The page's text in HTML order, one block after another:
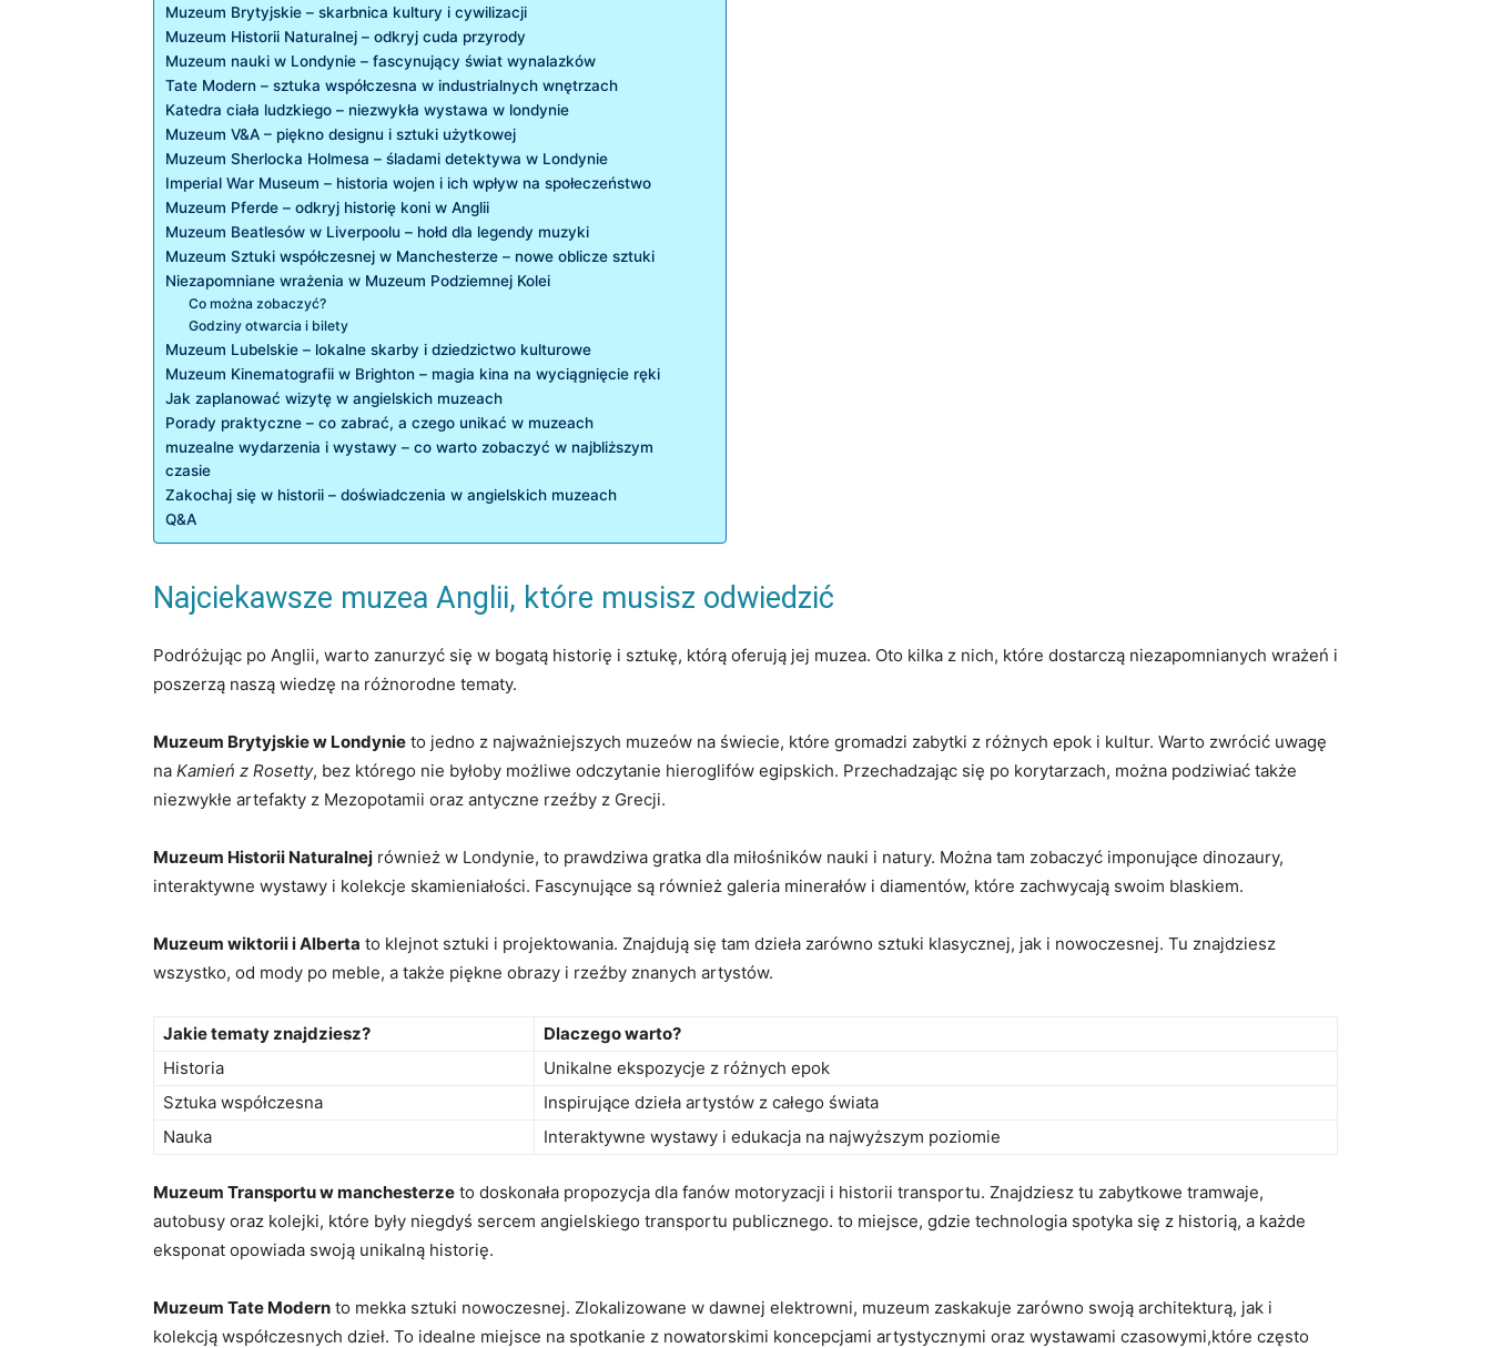
Muzeum Brytyjskie – skarbnica kultury ⁢i cywilizacji
Muzeum Historii Naturalnej‍ – odkryj cuda przyrody
Muzeum nauki w Londynie – fascynujący świat wynalazków
Tate Modern – sztuka współczesna w industrialnych wnętrzach
Katedra ciała ludzkiego – niezwykła wystawa w londynie
Muzeum V&A – piękno ‌designu i sztuki użytkowej
Muzeum Sherlocka Holmesa⁤ – śladami detektywa w​ Londynie
Imperial War Museum – historia wojen i ich wpływ na społeczeństwo
Muzeum Pferde – odkryj historię koni w Anglii
Muzeum Beatlesów w Liverpoolu – hołd dla legendy ‍muzyki
Muzeum Sztuki współczesnej w Manchesterze – nowe oblicze sztuki
Niezapomniane wrażenia w Muzeum Podziemnej Kolei
Co można zobaczyć?
Godziny otwarcia ‌i bilety
Muzeum Lubelskie – lokalne skarby i dziedzictwo kulturowe
Muzeum Kinematografii w Brighton – magia⁢ kina na wyciągnięcie ⁣ręki
Jak zaplanować‌ wizytę‍ w angielskich muzeach
Porady praktyczne – co zabrać, a czego unikać w muzeach
muzealne wydarzenia i wystawy‌ – co warto zobaczyć w najbliższym
czasie
Zakochaj się w historii – doświadczenia w‌ angielskich muzeach
Q&A
Najciekawsze muzea​ Anglii, ‍które ⁤musisz odwiedzić
Podróżując po Anglii, warto zanurzyć się w bogatą historię i sztukę, którą oferują jej‍ muzea. Oto kilka z nich, ⁤które dostarczą niezapomnianych wrażeń i
poszerzą naszą wiedzę na różnorodne ​tematy.
Muzeum Brytyjskie w⁤ Londynie to⁢ jedno z najważniejszych muzeów na świecie, które gromadzi zabytki z różnych epok i kultur. Warto zwrócić⁤ uwagę
na Kamień z Rosetty,‌ bez którego nie byłoby możliwe odczytanie ⁤hieroglifów egipskich. Przechadzając się po korytarzach, można podziwiać także
niezwykłe​ artefakty‍ z Mezopotamii oraz antyczne ​rzeźby z Grecji.
Muzeum Historii Naturalnej ‍również w Londynie, to prawdziwa gratka dla miłośników nauki i⁣ natury. Można tam zobaczyć imponujące dinozaury,
interaktywne⁤ wystawy i kolekcje skamieniałości. Fascynujące ‍są również⁣ galeria minerałów i diamentów, które⁢ zachwycają ‌swoim blaskiem.
Muzeum wiktorii​ i Alberta to klejnot sztuki i projektowania. Znajdują się ‍tam dzieła zarówno sztuki klasycznej, jak i nowoczesnej. Tu znajdziesz
wszystko, ‌od mody po‌ meble, a także piękne obrazy i⁢ rzeźby znanych artystów.
Jakie tematy znajdziesz?
Dlaczego warto?
Historia
Unikalne ekspozycje z różnych​ epok
Sztuka współczesna
Inspirujące dzieła artystów z ​całego⁤ świata
Nauka
Interaktywne wystawy i edukacja na najwyższym​ poziomie
Muzeum Transportu w manchesterze ‍to doskonała propozycja dla fanów motoryzacji i historii transportu.⁢ Znajdziesz tu⁢ zabytkowe tramwaje,
autobusy oraz kolejki, które były niegdyś sercem angielskiego transportu‌ publicznego. to ‌miejsce, gdzie technologia spotyka się z ⁢historią, a każde‍
eksponat opowiada swoją unikalną historię.
Muzeum Tate Modern to mekka sztuki nowoczesnej. ⁤Zlokalizowane w dawnej elektrowni, muzeum‌ zaskakuje zarówno swoją⁤ architekturą, jak i
kolekcją współczesnych dzieł. To ‌idealne miejsce na spotkanie z nowatorskimi koncepcjami artystycznymi oraz wystawami czasowymi,które często